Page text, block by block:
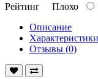
Рейтинг Плохо
Описание
Характеристики
Отзывы (0)